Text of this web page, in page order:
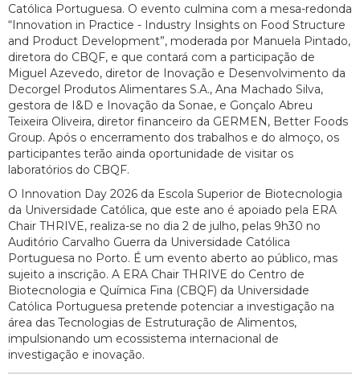
Católica Portuguesa. O evento culmina com a mesa-redonda
“Innovation in Practice - Industry Insights on Food Structure
and Product Development”, moderada por Manuela Pintado,
diretora do CBQF, e que contará com a participação de
Miguel Azevedo, diretor de Inovação e Desenvolvimento da
Decorgel Produtos Alimentares S.A., Ana Machado Silva,
gestora de I&D e Inovação da Sonae, e Gonçalo Abreu
Teixeira Oliveira, diretor financeiro da GERMEN, Better Foods
Group. Após o encerramento dos trabalhos e do almoço, os
participantes terão ainda oportunidade de visitar os
laboratórios do CBQF.
O Innovation Day 2026 da Escola Superior de Biotecnologia
da Universidade Católica, que este ano é apoiado pela ERA
Chair THRIVE, realiza-se no dia 2 de julho, pelas 9h30 no
Auditório Carvalho Guerra da Universidade Católica
Portuguesa no Porto. É um evento aberto ao público, mas
sujeito a inscrição. A ERA Chair THRIVE do Centro de
Biotecnologia e Química Fina (CBQF) da Universidade
Católica Portuguesa pretende potenciar a investigação na
área das Tecnologias de Estruturação de Alimentos,
impulsionando um ecossistema internacional de
investigação e inovação.